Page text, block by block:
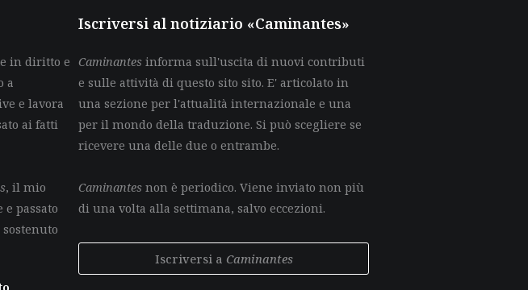
in diritto e
a
e lavora
ai fatti
, il mio
passato
Iscriversi al notiziario «Caminantes»
Caminantes informa sull'uscita di nuovi contributi
e sulle attività di questo sito sito. E' articolato in
una sezione per l'attualità internazionale e una
per il mondo della traduzione. Si può scegliere se
ricevere una delle due o entrambe.
Caminantes non è periodico. Viene inviato non più
di una volta alla settimana, salvo eccezioni.
Iscriversi a Caminantes